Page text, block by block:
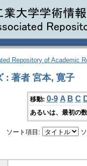
Repository of Academic
: 著者 宮本, 寛子
移動: 0-9 A B C
あるいは、最初の
ソート項目: